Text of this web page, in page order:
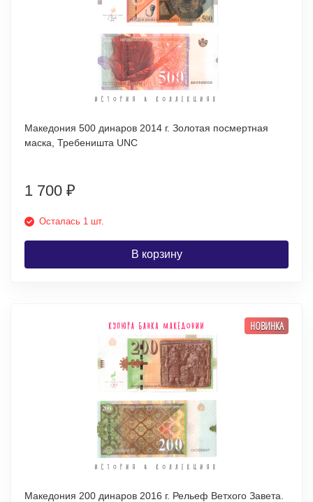
Македония 500 динаров 2014 г. Золотая посмертная
маска, Требеништа UNC
1 700 ₽
Осталась 1 шт.
В корзину
НОВИНКА
Македония 200 динаров 2016 г. Рельеф Ветхого Завета.